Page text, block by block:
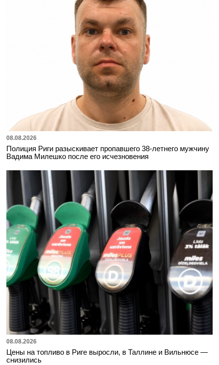
08.08.2026
Полиция Риги разыскивает пропавшего 38-летнего мужчину
Вадима Милешко после его исчезновения
08.08.2026
Цены на топливо в Риге выросли, в Таллине и Вильнюсе —
снизились